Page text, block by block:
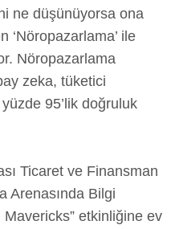
ne düşünüyorsa ona
‘Nöropazarlama’ ile
Nöropazarlama
zeka, tüketici
95’lik doğruluk
Ticaret ve Finansman
Arenasında Bilgi
Mavericks” etkinliğine ev